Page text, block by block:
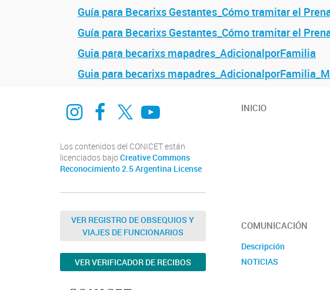
Guía para Becarixs Gestantes_Cómo tramitar el
Guía para Becarixs Gestantes_Cómo tramitar el
Guia para becarixs mapadres_AdicionalporFamilia
Guia para becarixs
Instagram
Facebook
TwitterYoutube
Los contenidos del CONICET están
licenciados bajo Creative Commons
Reconocimiento 2.5 Argentina License
VER REGISTRO DE OBSEQUIOS Y
VIAJES DE FUNCIONARIOS
VER VERIFICADOR DE RECIBOS
INICIO
COMUNICACIÓN
Descripción
NOTICIAS